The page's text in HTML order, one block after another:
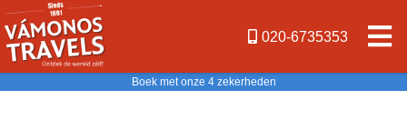
020-6735353
Boek met onze 4 zekerheden